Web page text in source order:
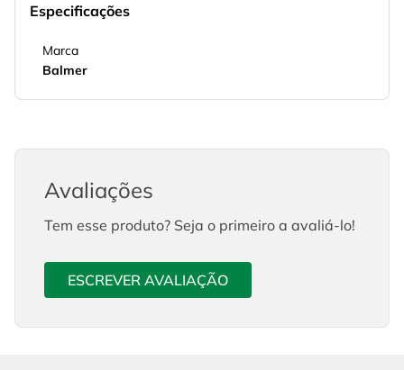
Especificações
Marca
Balmer
Avaliações
Tem esse produto? Seja o primeiro a avaliá-lo!
ESCREVER AVALIAÇÃO